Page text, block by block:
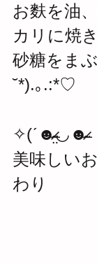
お麩を油
カリに焼き
砂糖をま
˘*).｡.:*♡
✧(ˊ☻̴̶̷̤◡☻̴̶̷
美味しい
わり